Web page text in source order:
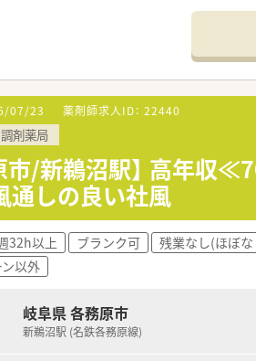
■介護分野にも注力しており、薬剤
■岐阜県各務原市に2店舗展開の調剤
店舗同士は車で15分程度と近隣に
お休みが取得しやすい環境です。
■どちらの店舗も最新の調剤機器を導
■在宅を通じて「選ばれる薬局」になる
処方元や介護施設と連携しています
07/23 薬剤師求人ID： 22440
調剤薬局
市/新鵜沼駅】 高年
通しの良い社風
32h以上 ブランク可 残業なし(ほぼ
以外
岐阜県 各務原市
新鵜沼駅 (名鉄各務原線)